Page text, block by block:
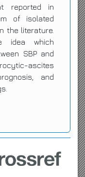
reported in
of isolated
the literature.
idea which
SBP and
ascites
and